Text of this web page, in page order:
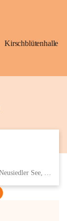
Kirschblütenhalle
Eisenstädter Straße 18, 7091 Breitenbrunn am Neusiedler See, AUT